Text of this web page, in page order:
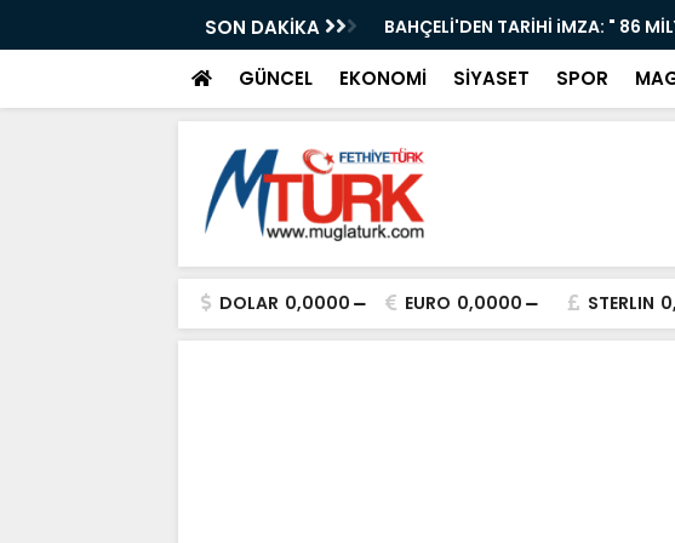
SON DAKİKA
BAHÇELİ'DEN TARİHİ iMZA: " 86 MİLYON KAZANACAK "
GÜNCEL EKONOMİ SİYASET SPOR
DOLAR 0,0000 EURO 0,0000 STERLIN